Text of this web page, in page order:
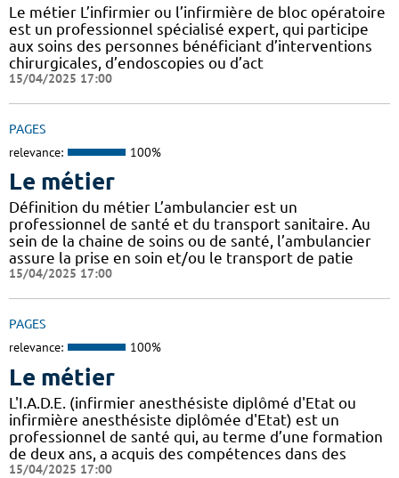
Le métier L’infirmier ou l’infirmière de bloc opératoire
est un professionnel spécialisé expert, qui participe
aux soins des personnes bénéficiant d’interventions
chirurgicales, d’endoscopies ou d’act
15/04/2025 17:00
PAGES
relevance: 100%
Le métier
Définition du métier L’ambulancier est un
professionnel de santé et du transport sanitaire. Au
sein de la chaine de soins ou de santé, l’ambulancier
assure la prise en soin et/ou le transport de patie
15/04/2025 17:00
PAGES
relevance: 100%
Le métier
L'I.A.D.E. (infirmier anesthésiste diplômé d'Etat ou
infirmière anesthésiste diplômée d'Etat) est un
professionnel de santé qui, au terme d’une formation
de deux ans, a acquis des compétences dans des
15/04/2025 17:00